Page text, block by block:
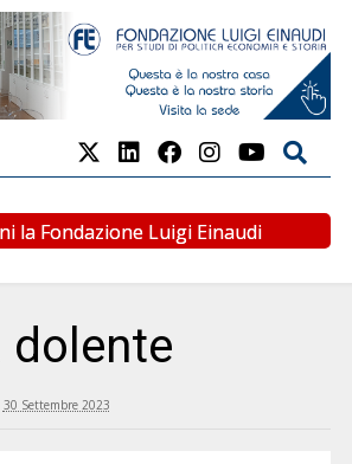
la Fondazione Luigi Einaudi
dolente
30 Settembre 2023